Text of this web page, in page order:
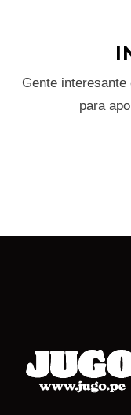
Gente
para